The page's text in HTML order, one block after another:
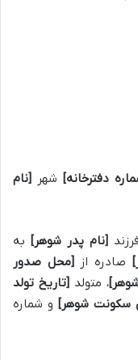
دفترخانه] شهر [نام
فرزند [نام پدر شوهر] به
صادره از [محل صدور
، متولد [تاریخ تولد
سکونت شوهر] و شماره